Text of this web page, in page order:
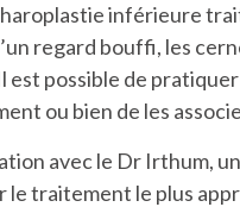
inférieure
regard bouffi, les
est possible de pratiquer
ou bien de les
avec le Dr Irthum,
traitement le plus